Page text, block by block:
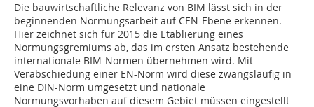
Die bauwirtschaftliche Relevanz von BIM lässt sich in der
beginnenden Normungsarbeit auf CEN-Ebene erkennen.
Hier zeichnet sich für 2015 die Etablierung eines
Normungsgremiums ab, das im ersten Ansatz bestehende
internationale BIM-Normen übernehmen wird. Mit
Verabschiedung einer EN-Norm wird diese zwangsläufig in
eine DIN-Norm umgesetzt und nationale
Normungsvorhaben auf diesem Gebiet müssen eingestellt